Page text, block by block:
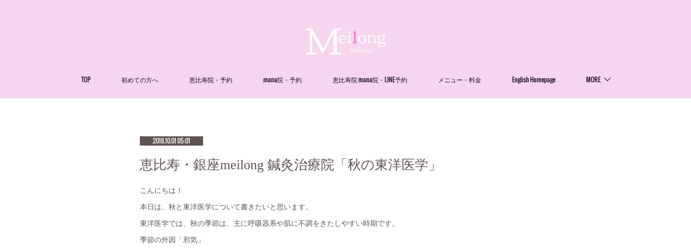
TOP 初めての方へ 恵比寿院・予約 mana院・予約 恵比寿院 mana院・LINE予約 メニュー・料金 English Homepage MORE
2018.10.01 05:01
恵比寿・銀座meilong 鍼灸治療院「秋の東洋医学」
こんにちは！
本日は、秋と東洋医学について書きたいと思います。
東洋医学では、秋の季節は、主に呼吸器系や肌に不調をきたしやすい時期です。
季節の外因「邪気」